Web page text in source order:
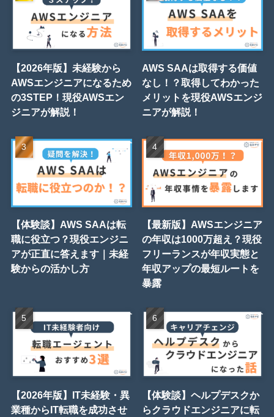
【2026年版】未経験から
AWSエンジニアになるため
の3STEP！現役AWSエン
ジニアが解説！
AWS SAAは取得する価値
なし！？取得してわかった
メリットを現役AWSエンジ
ニアが解説！
【体験談】AWS SAAは転
職に役立つ？現役エンジニ
アが正直に答えます｜未経
験からの活かし方
【最新版】AWSエンジニア
の年収は1000万超え？現役
フリーランスが年収実態と
年収アップの最短ルートを
暴露
【2026年版】IT未経験・異
業種からIT転職を成功させ
【体験談】ヘルプデスクか
らクラウドエンジニアに転